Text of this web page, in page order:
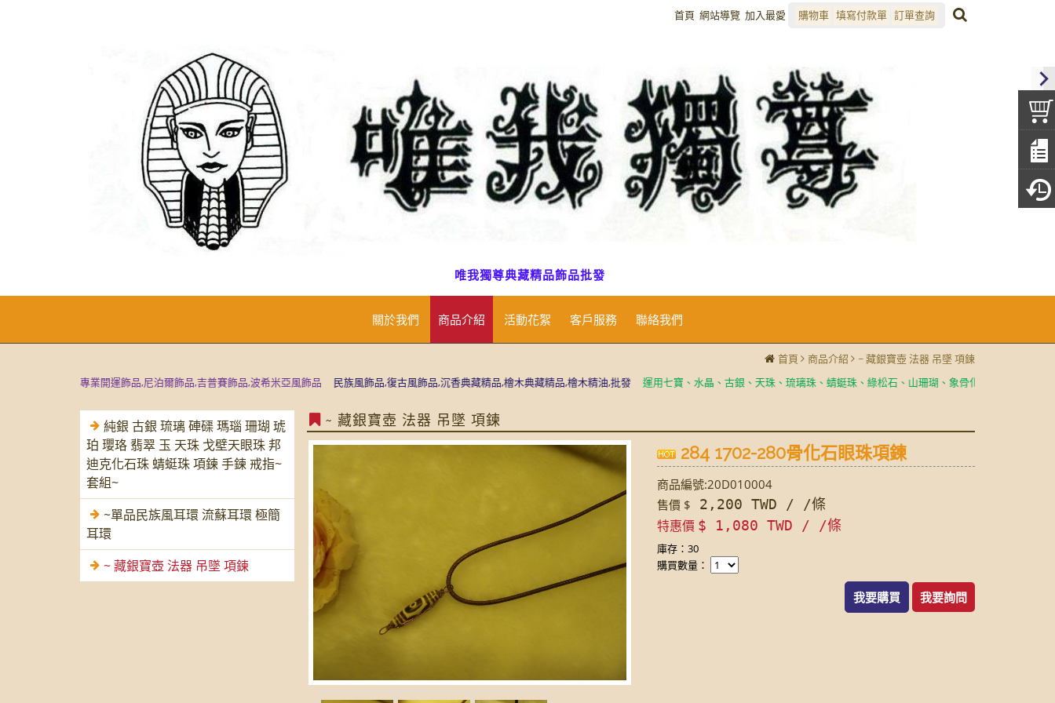
首頁 網站導覽 加入最愛 購物車 填寫付款單 訂單查詢
唯我獨尊典藏精品飾品批發
關於我們 商品介紹 活動花絮 客戶服務 聯絡我們
首頁 商品介紹
~ 藏銀寶壺 法器 吊墜 項鍊
藏精品是專業開運飾品,尼泊爾飾品,吉普賽飾品,波希米亞風飾品
民族風飾品,復古風飾品,沉香典藏精品,檜木典藏精品,檜木精油,批發 運用七寶、水晶、古銀、天珠、琉璃珠、蜻蜓珠、綠松石、山珊瑚、象骨化石、石榴石,
純銀 古銀 琉璃 硨磲 瑪瑙 珊瑚 琥
珀 瓔珞 翡翠 玉 天珠 戈壁天眼珠 邦
迪克化石珠 蜻蜓珠 項鍊 手鍊 戒指~
套組~
~單品民族風耳環 流蘇耳環 極簡
耳環
~ 藏銀寶壺 法器 吊墜 項鍊
~ 藏銀寶壺 法器 吊墜 項鍊
284 1702-280骨化石眼珠項鍊
商品編號:20D010004
售價 $ 2,200 TWD / /條
特惠價 $ 1,080 TWD / /條
庫存：30
購買數量：
我要購買 我要詢問